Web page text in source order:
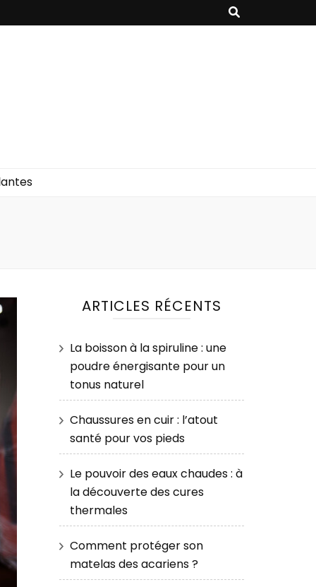
ARTICLES RÉCENTS
La boisson à la spiruline : une
poudre énergisante pour un
tonus naturel
Chaussures en cuir : l’atout
santé pour vos pieds
Le pouvoir des eaux chaudes : à
la découverte des cures
thermales
Comment protéger son
matelas des acariens ?